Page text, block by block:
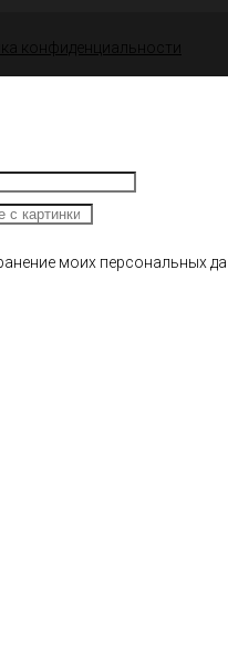
конфиденциальности
моих персональных